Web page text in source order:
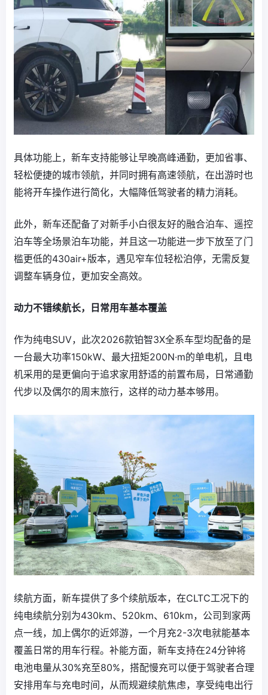
具体功能上，新车支持能够让早晚高峰通勤，更加省事、
轻松便捷的城市领航，并同时拥有高速领航，在出游时也
能将开车操作进行简化，大幅降低驾驶者的精力消耗。
此外，新车还配备了对新手小白很友好的融合泊车、遥控
泊车等全场景泊车功能，并且这一功能进一步下放至了门
槛更低的430air+版本，遇见窄车位轻松泊停，无需反复
调整车辆身位，更加安全高效。
动力不错续航长，日常用车基本覆盖
作为纯电SUV，此次2026款铂智3X全系车型均配备的是
一台最大功率150kW、最大扭矩200N·m的单电机，且电
机采用的是更偏向于追求家用舒适的前置布局，日常通勤
代步以及偶尔的周末旅行，这样的动力基本够用。
续航方面，新车提供了多个续航版本，在CLTC工况下的
纯电续航分别为430km、520km、610km，公司到家两
点一线，加上偶尔的近郊游，一个月充2-3次电就能基本
覆盖日常的用车行程。补能方面，新车支持在24分钟将
电池电量从30%充至80%，搭配慢充可以便于驾驶者合理
安排用车与充电时间，从而规避续航焦虑，享受纯电出行